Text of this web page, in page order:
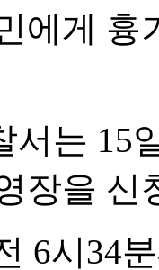
에게 흉
서는 15
장을 신
6시34